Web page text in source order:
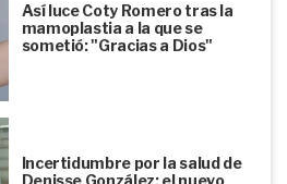
Así luce Coty Romero tras la
mamoplastia a la que se
sometió: "Gracias a Dios"
Incertidumbre por la salud de
Denisse González: el nuevo